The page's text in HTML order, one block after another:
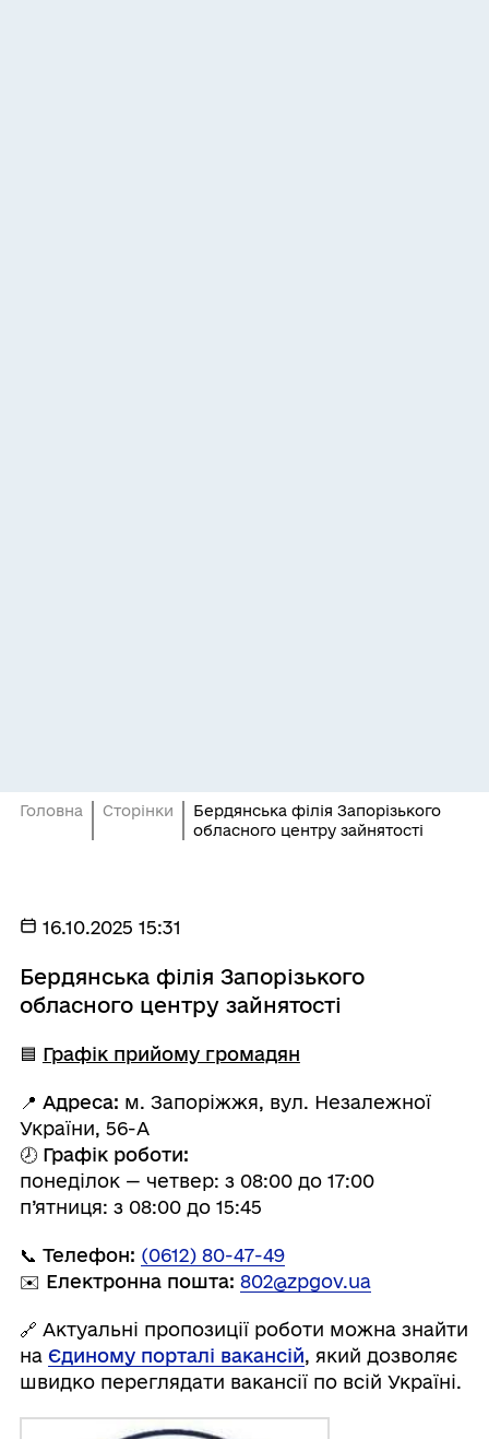
Головна Сторінки
Бердянська філія Запорізького
обласного центру зайнятості
16.10.2025 15:31
Бердянська філія Запорізького
обласного центру зайнятості
🟦 Графік прийому громадян
📍 Адреса: м. Запоріжжя, вул. Незалежної
України, 56-А
🕗 Графік роботи:
понеділок — четвер: з 08:00 до 17:00
п’ятниця: з 08:00 до 15:45
📞 Телефон: (0612) 80-47-49
✉️ Електронна пошта: 802@zpgov.ua
🔗 Актуальні пропозиції роботи можна знайти
на Єдиному порталі вакансій, який дозволяє
швидко переглядати вакансії по всій Україні.